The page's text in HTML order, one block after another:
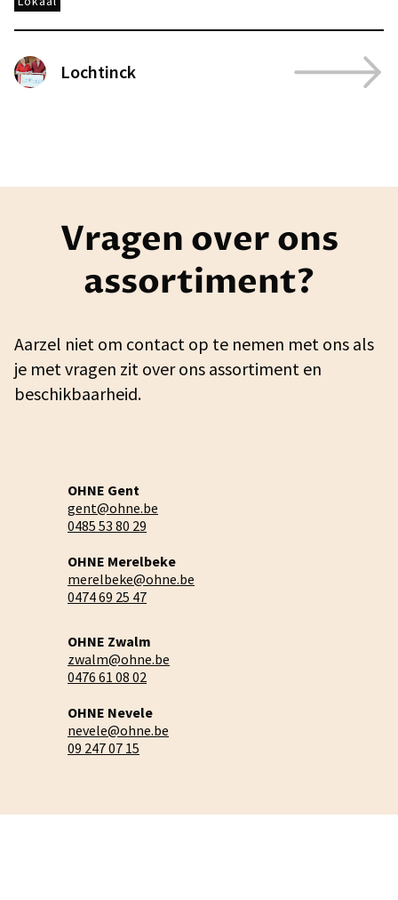
Lochtinck
Vragen over ons
assortiment?
Aarzel niet om contact op te nemen met ons als
je met vragen zit over ons assortiment en
beschikbaarheid.
OHNE Gent
gent@ohne.be
0485 53 80 29
OHNE Merelbeke
merelbeke@ohne.be
0474 69 25 47
OHNE Zwalm
zwalm@ohne.be
0476 61 08 02
OHNE Nevele
nevele@ohne.be
09 247 07 15